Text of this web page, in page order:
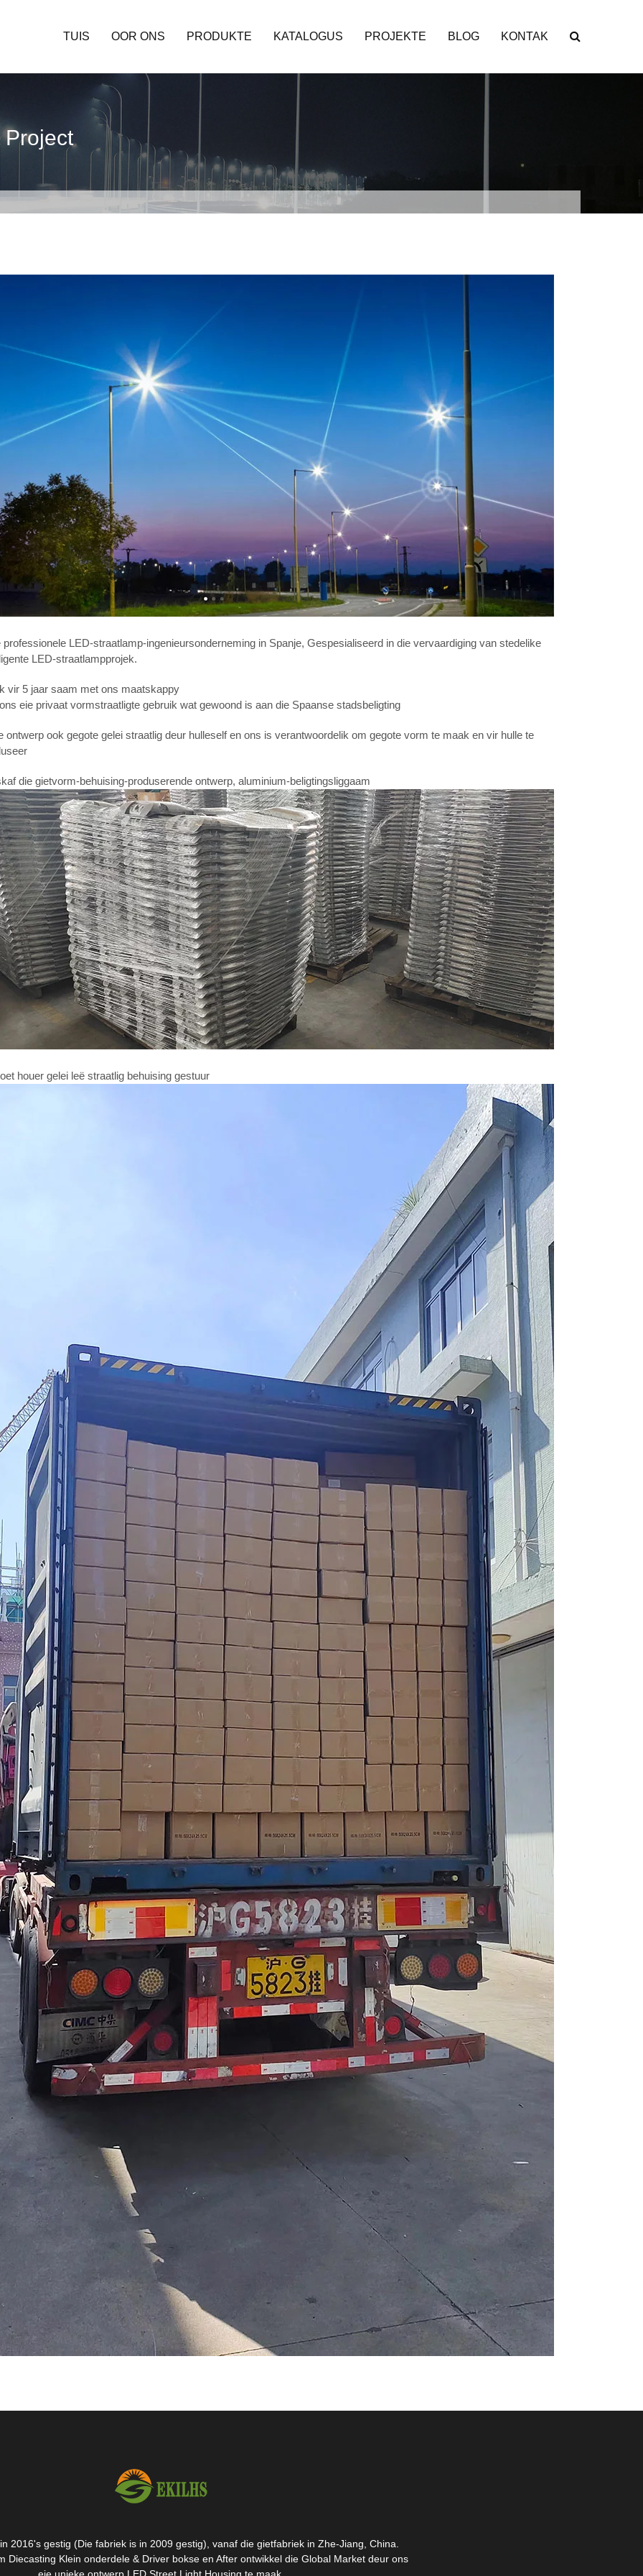
TUIS OOR ONS PRODUKTE KATALOGUS PROJEKTE BLOG KONTAK
professionele LED-straatlamp-ingenieursonderneming in Spanje, Gespesialiseerd in die vervaardiging van stedelike
LED-straatlampprojek.
vir 5 jaar saam met ons maatskappy
eie privaat vormstraatligte gebruik wat gewoond is aan die Spaanse stadsbeligting
ontwerp ook gegote gelei straatlig deur hulleself en ons is verantwoordelik om gegote vorm te maak en vir hulle te
die gietvorm-behuising-produserende ontwerp, aluminium-beligtingsliggaam
houer gelei leë straatlig behuising gestuur
2016's gestig (Die fabriek is in 2009 gestig), vanaf die gietfabriek in Zhe-Jiang, China.
Diecasting Klein onderdele & Driver bokse en After ontwikkel die Global Market deur ons